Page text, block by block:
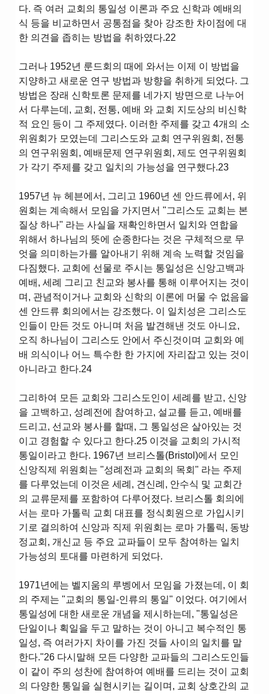
다. 즉 여러 교회의 통일성 이론과 주요 신학과 예배의
식 등을 비교하면서 공통점을 찾아 강조한 차이점에 대
한 의견을 좁히는 방법을 취하였다.22
그러나 1952년 룬드회의 때에 와서는 이제 이 방법을
지양하고 새로운 연구 방법과 방향을 취하게 되었다. 그
방법은 장래 신학토론 문제를 네가지 방면으로 나누어
서 다루는데, 교회, 전통, 예배 와 교회 지도상의 비신학
적 요인 등이 그 주제였다. 이러한 주제를 갖고 4개의 소
위원회가 모였는데 그리스도와 교회 연구위원회, 전통
의 연구위원회, 예배문제 연구위원회, 제도 연구위원회
가 각기 주제를 갖고 일치의 가능성을 연구했다.23
1957년 뉴 헤븐에서, 그리고 1960년 센 안드류에서, 위
원회는 계속해서 모임을 가지면서 "그리스도 교회는 본
질상 하나" 라는 사실을 재확인하면서 일치와 연합을
위해서 하나님의 뜻에 순종한다는 것은 구체적으로 무
엇을 의미하는가를 알아내기 위해 계속 노력할 것임을
다짐했다. 교회에 선물로 주시는 통일성은 신앙고백과
예배, 세례 그리고 친교와 봉사를 통해 이루어지는 것이
며, 관념적이거나 교회와 신학의 이론에 머물 수 없음을
센 안드류 회의에서는 강조했다. 이 일치성은 그리스도
인들이 만든 것도 아니며 처음 발견해낸 것도 아니요,
오직 하나님이 그리스도 안에서 주신것이며 교회와 예
배 의식이나 어느 특수한 한 가지에 자리잡고 있는 것이
아니라고 한다.24
그리하여 모든 교회와 그리스도인이 세례를 받고, 신앙
을 고백하고, 성례전에 참여하고, 설교를 듣고, 예배를
드리고, 선교와 봉사를 할때, 그 통일성은 살아있는 것
이고 경험할 수 있다고 한다.25 이것을 교회의 가시적
통일이라고 한다. 1967년 브리스톨(Bristol)에서 모인
신앙직제 위원회는 "성례전과 교회의 목회" 라는 주제
를 다루었는데 이것은 세례, 견신례, 안수식 및 교회간
의 교류문제를 포함하여 다루어졌다. 브리스톨 회의에
서는 로마 가톨릭 교회 대표를 정식회원으로 가입시키
기로 결의하여 신앙과 직제 위원회는 로마 가톨릭, 동방
정교회, 개신교 등 주요 교파들이 모두 참여하는 일치
가능성의 토대를 마련하게 되었다.
1971년에는 벨지움의 루벵에서 모임을 가졌는데, 이 회
의 주제는 "교회의 통일-인류의 통일" 이었다. 여기에서
통일성에 대한 새로운 개념을 제시하는데, "통일성은
단일이나 획일을 두고 말하는 것이 아니고 복수적인 통
일성, 즉 여러가지 차이를 가진 것들 사이의 일치를 말
한다."26 다시말해 모든 다양한 교파들의 그리스도인들
이 같이 주의 성찬에 참여하여 예배를 드리는 것이 교회
의 다양한 통일을 실현시키는 길이며, 교회 상호간의 교